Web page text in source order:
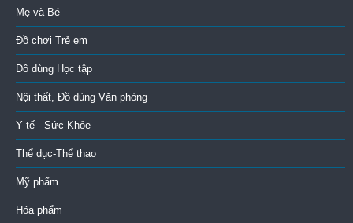
Mẹ và Bé
Đồ chơi Trẻ em
Đồ dùng Học tập
Nội thất, Đồ dùng Văn phòng
Y tế - Sức Khỏe
Thể dục-Thể thao
Mỹ phẩm
Hóa phẩm